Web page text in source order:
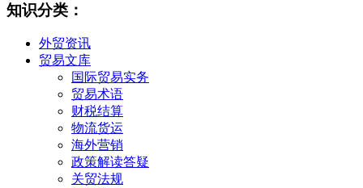
知识分类：
外贸资讯
贸易文库
国际贸易实务
贸易术语
财税结算
物流货运
海外营销
政策解读答疑
关贸法规